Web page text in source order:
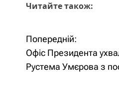
Читайте також:
Н
а
Попередній:
Офіс Президента
Рустема Умєрова з